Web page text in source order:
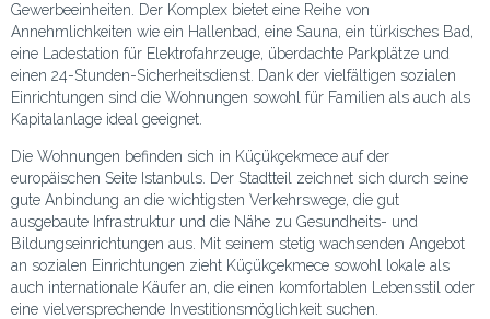
Gewerbeeinheiten. Der Komplex bietet eine Reihe von
Annehmlichkeiten wie ein Hallenbad, eine Sauna, ein türkisches Bad,
eine Ladestation für Elektrofahrzeuge, überdachte Parkplätze und
einen 24-Stunden-Sicherheitsdienst. Dank der vielfältigen sozialen
Einrichtungen sind die Wohnungen sowohl für Familien als auch als
Kapitalanlage ideal geeignet.
Die Wohnungen befinden sich in Küçükçekmece auf der
europäischen Seite Istanbuls. Der Stadtteil zeichnet sich durch seine
gute Anbindung an die wichtigsten Verkehrswege, die gut
ausgebaute Infrastruktur und die Nähe zu Gesundheits- und
Bildungseinrichtungen aus. Mit seinem stetig wachsenden Angebot
an sozialen Einrichtungen zieht Küçükçekmece sowohl lokale als
auch internationale Käufer an, die einen komfortablen Lebensstil oder
eine vielversprechende Investitionsmöglichkeit suchen.